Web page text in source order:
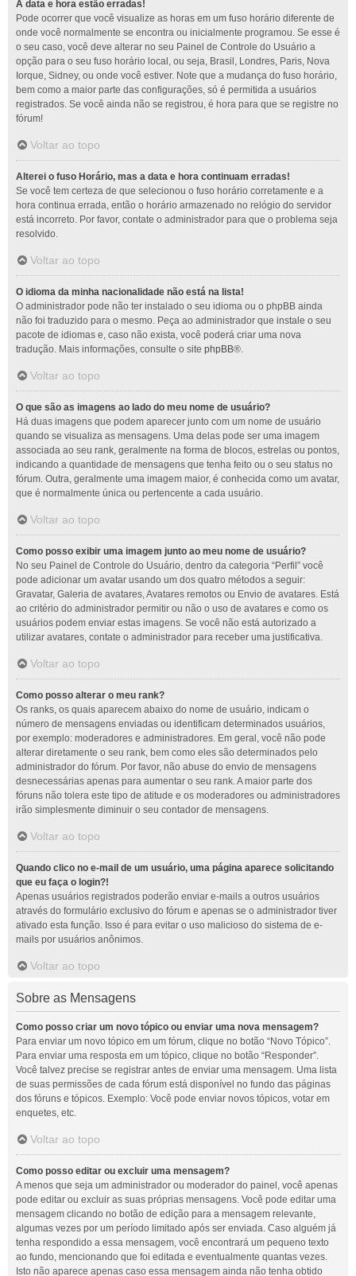
A data e hora estão erradas!
Pode ocorrer que você visualize as horas em um fuso horário diferente de
onde você normalmente se encontra ou inicialmente programou. Se esse é
o seu caso, você deve alterar no seu Painel de Controle do Usuário a
opção para o seu fuso horário local, ou seja, Brasil, Londres, Paris, Nova
Iorque, Sidney, ou onde você estiver. Note que a mudança do fuso horário,
bem como a maior parte das configurações, só é permitida a usuários
registrados. Se você ainda não se registrou, é hora para que se registre no
fórum!
Voltar ao topo
Alterei o fuso Horário, mas a data e hora continuam erradas!
Se você tem certeza de que selecionou o fuso horário corretamente e a
hora continua errada, então o horário armazenado no relógio do servidor
está incorreto. Por favor, contate o administrador para que o problema seja
resolvido.
Voltar ao topo
O idioma da minha nacionalidade não está na lista!
O administrador pode não ter instalado o seu idioma ou o phpBB ainda
não foi traduzido para o mesmo. Peça ao administrador que instale o seu
pacote de idiomas e, caso não exista, você poderá criar uma nova
tradução. Mais informações, consulte o site phpBB®.
Voltar ao topo
O que são as imagens ao lado do meu nome de usuário?
Há duas imagens que podem aparecer junto com um nome de usuário
quando se visualiza as mensagens. Uma delas pode ser uma imagem
associada ao seu rank, geralmente na forma de blocos, estrelas ou pontos,
indicando a quantidade de mensagens que tenha feito ou o seu status no
fórum. Outra, geralmente uma imagem maior, é conhecida como um avatar,
que é normalmente única ou pertencente a cada usuário.
Voltar ao topo
Como posso exibir uma imagem junto ao meu nome de usuário?
No seu Painel de Controle do Usuário, dentro da categoria “Perfil” você
pode adicionar um avatar usando um dos quatro métodos a seguir:
Gravatar, Galeria de avatares, Avatares remotos ou Envio de avatares. Está
ao critério do administrador permitir ou não o uso de avatares e como os
usuários podem enviar estas imagens. Se você não está autorizado a
utilizar avatares, contate o administrador para receber uma justificativa.
Voltar ao topo
Como posso alterar o meu rank?
Os ranks, os quais aparecem abaixo do nome de usuário, indicam o
número de mensagens enviadas ou identificam determinados usuários,
por exemplo: moderadores e administradores. Em geral, você não pode
alterar diretamente o seu rank, bem como eles são determinados pelo
administrador do fórum. Por favor, não abuse do envio de mensagens
desnecessárias apenas para aumentar o seu rank. A maior parte dos
fóruns não tolera este tipo de atitude e os moderadores ou administradores
irão simplesmente diminuir o seu contador de mensagens.
Voltar ao topo
Quando clico no e-mail de um usuário, uma página aparece solicitando
que eu faça o login?!
Apenas usuários registrados poderão enviar e-mails a outros usuários
através do formulário exclusivo do fórum e apenas se o administrador tiver
ativado esta função. Isso é para evitar o uso malicioso do sistema de e-
mails por usuários anônimos.
Voltar ao topo
Sobre as Mensagens
Como posso criar um novo tópico ou enviar uma nova mensagem?
Para enviar um novo tópico em um fórum, clique no botão “Novo Tópico”.
Para enviar uma resposta em um tópico, clique no botão “Responder”.
Você talvez precise se registrar antes de enviar uma mensagem. Uma lista
de suas permissões de cada fórum está disponível no fundo das páginas
dos fóruns e tópicos. Exemplo: Você pode enviar novos tópicos, votar em
enquetes, etc.
Voltar ao topo
Como posso editar ou excluir uma mensagem?
A menos que seja um administrador ou moderador do painel, você apenas
pode editar ou excluir as suas próprias mensagens. Você pode editar uma
mensagem clicando no botão de edição para a mensagem relevante,
algumas vezes por um período limitado após ser enviada. Caso alguém já
tenha respondido a essa mensagem, você encontrará um pequeno texto
ao fundo, mencionando que foi editada e eventualmente quantas vezes.
Isto não aparece apenas caso essa mensagem ainda não tenha obtido